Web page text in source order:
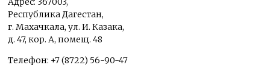
Республика Дагестан,
г. Махачкала, ул. И. Казака,
д. 47, кор. А, помещ. 48
Телефон: +7 (8722) 56-90-47